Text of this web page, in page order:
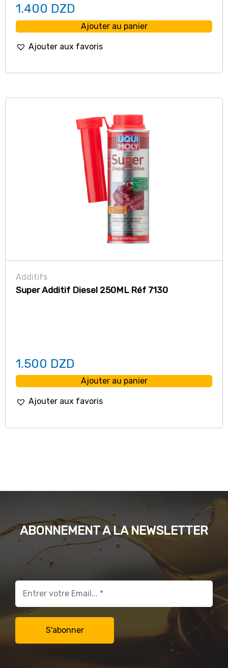
1.400 DZD
Ajouter au panier
Ajouter aux favoris
Additifs
Super Additif Diesel 250ML Réf 7130
1.500 DZD
Ajouter au panier
Ajouter aux favoris
ABONNEMENT A LA NEWSLETTER